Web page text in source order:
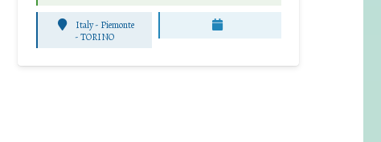
Italy - Piemonte
-TORINO